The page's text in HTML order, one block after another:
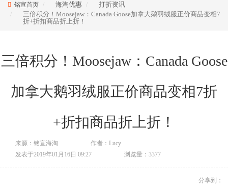
铭宣首页 海淘优惠
打折资讯
三倍积分！Moosejaw：Canada Goose加拿大鹅羽绒服正价商品变相7
折+折扣商品折上折！
三倍积分！Moosejaw：Canada Goose
加拿大鹅羽绒服正价商品变相7折
+折扣商品折上折！
来源：铭宣海淘
作者：Lucy
发表于2019年01月16日 09:27
浏览量：3377
分享到：